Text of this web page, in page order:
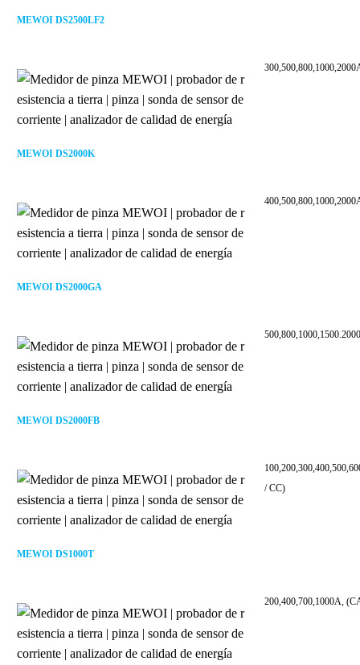
MEWOI DS2500LF2
MEWOI DS2000K
MEWOI DS2000GA
MEWOI DS2000FB
MEWOI DS1000T
/ CC)
200,400,700,1000A,